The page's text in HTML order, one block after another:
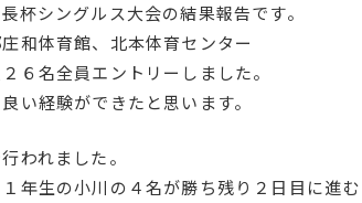
杯シングルス大会の結果報告です。
和体育館、北本体育センター
６名全員エントリーしました。
い経験ができたと思います。
われました。
年生の小川の４名が勝ち残り２日目に進む